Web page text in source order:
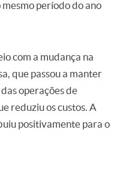
período do ano
com a mudança na
que passou a manter
operações de
reduziu os custos. A
positivamente para o